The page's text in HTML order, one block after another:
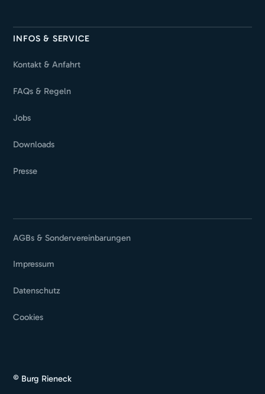
INFOS & SERVICE
Kontakt & Anfahrt
FAQs & Regeln
Jobs
Downloads
Presse
© Burg Rieneck
AGBs & Sondervereinbarungen
Impressum
Datenschutz
Cookies